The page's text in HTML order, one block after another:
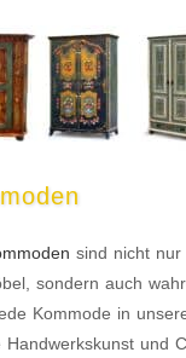
sind nicht nur
sondern auch
Kommode in
Handwerkskunst und